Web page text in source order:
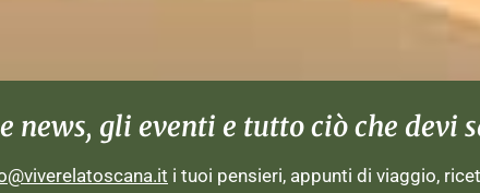
gli eventi e tutto ciò che devi
i tuoi pensieri, appunti di viaggio,